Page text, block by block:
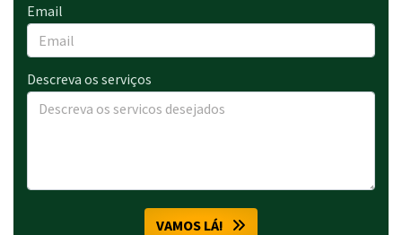
Email
Descreva os serviços
VAMOS LÁ!